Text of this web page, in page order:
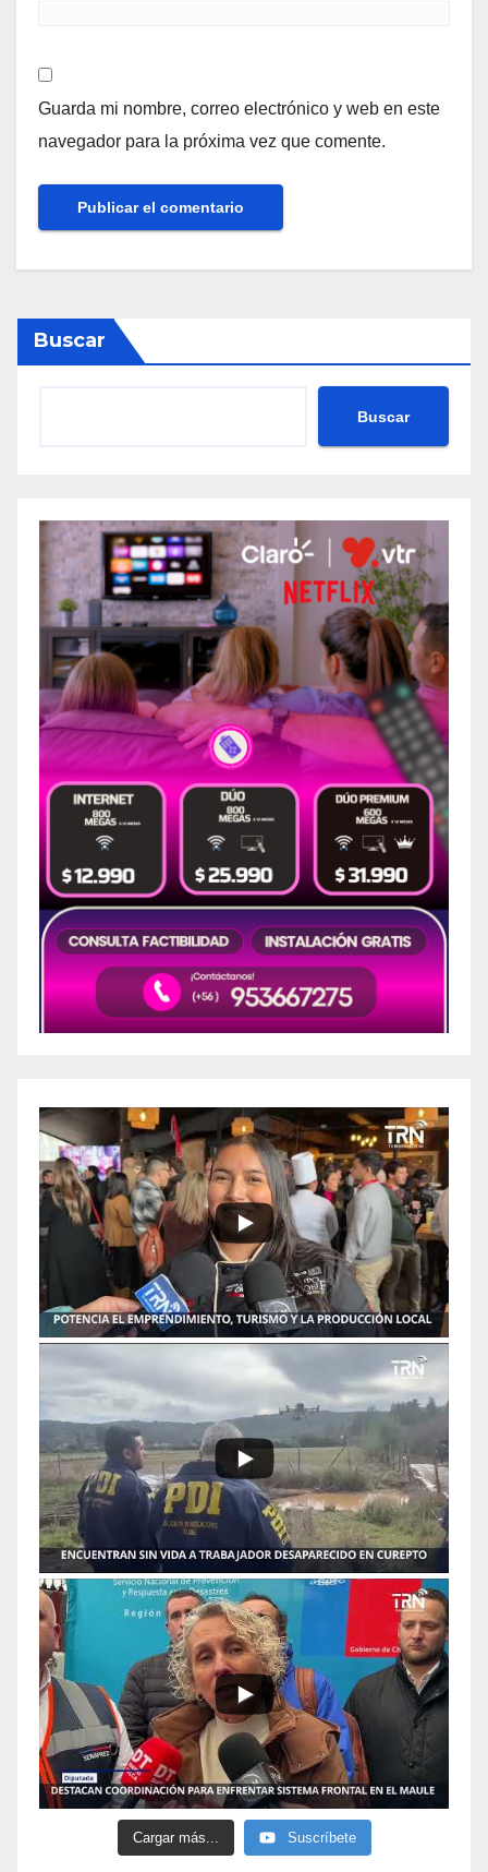
Guarda mi nombre, correo electrónico y web en este
navegador para la próxima vez que comente.
Buscar
Buscar
Cargar más... Suscríbete